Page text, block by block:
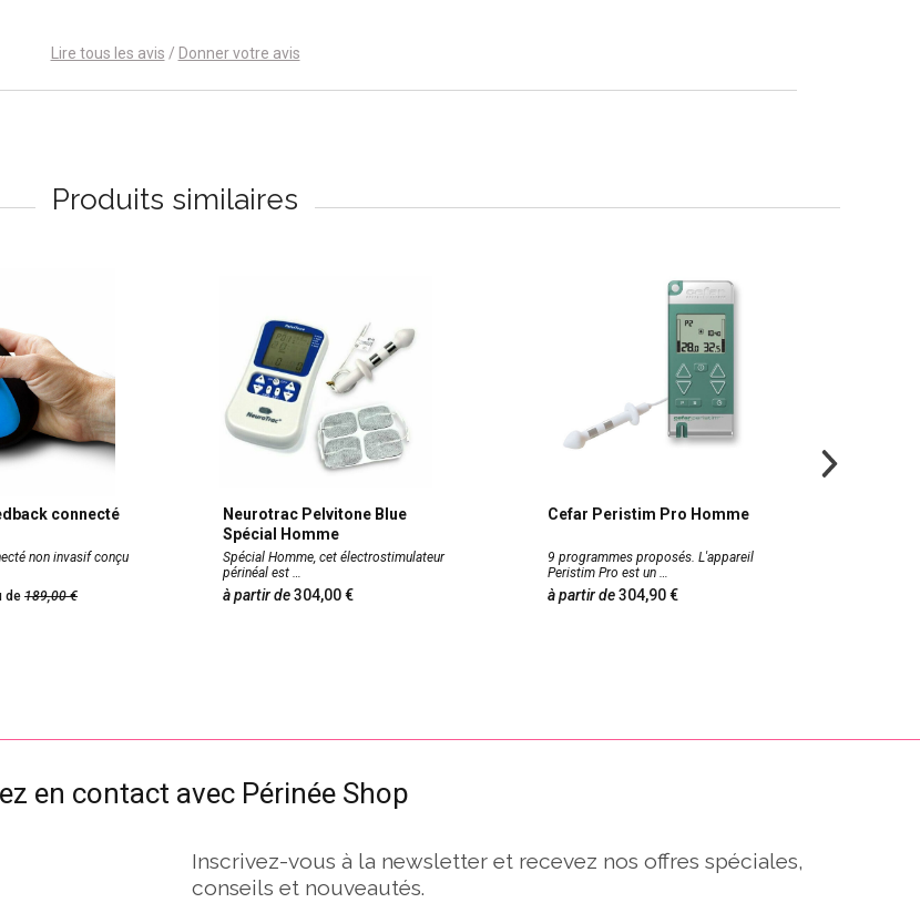
Lire tous les avis / Donner votre avis
Produits similaires
connecté
non invasif conçu
de 189,00
Neurotrac Pelvitone Blue
Spécial Homme
Spécial Homme, cet électrostimulateur
périnéal est
à partir de304,00
Cefar Peristim Pro Homme
9 programmes proposés. L'appareil
Peristim Pro est un
à partir de304,90
en contact avec Périnée Shop
Inscrivez-vous à la newsletter et recevez nos offres spéciales,
conseils et nouveautés.